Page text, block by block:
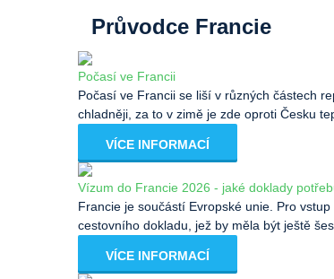
Průvodce Francie
Počasí ve Francii
Počasí ve Francii se liší v různých částech
chladněji, za to v zimě je zde oproti Česku
VÍCE INFORMACÍ
Vízum do Francie 2026 - jaké doklady
Francie je součástí Evropské unie. Pro
cestovního dokladu, jež by měla být ještě
VÍCE INFORMACÍ